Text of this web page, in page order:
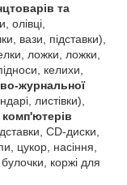
та
олівці,
вази, підставки),
ложки, ложки,
келихи,
журнальної
листівки),
комп'ютерів
CD-диски,
цукор, насіння,
коржі для